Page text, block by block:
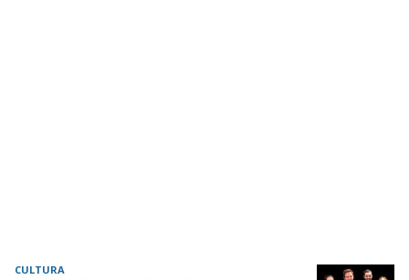
CULTURA